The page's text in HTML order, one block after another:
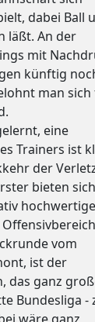
dabei Ball
läßt. An der
mit
künftig
man
eine
Trainers ist
der
bieten sich
hochwertige
vom
ist der
das ganz
Bundesliga -